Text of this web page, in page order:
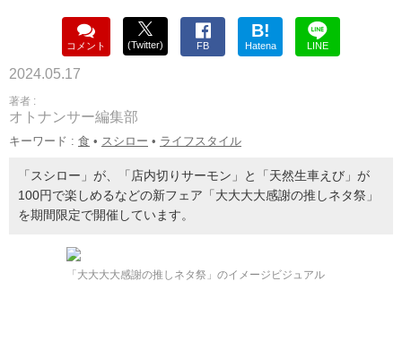
コメント (Twitter) FB
B!
Hatena LINE
2024.05.17
著者 :
オトナンサー編集部
キーワード : 食 • スシロー • ライフスタイル
「スシロー」が、「店内切りサーモン」と「天然生車えび」が
100円で楽しめるなどの新フェア「大大大大感謝の推しネタ祭」
を期間限定で開催しています。
「大大大大感謝の推しネタ祭」のイメージビジュアル